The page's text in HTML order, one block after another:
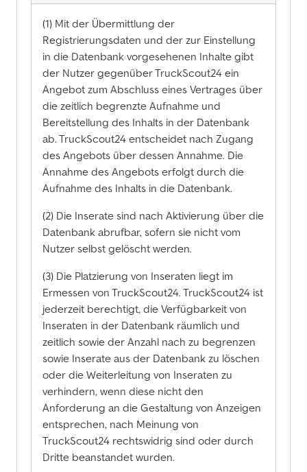
(1) Mit der Übermittlung der
Registrierungsdaten und der zur Einstellung
in die Datenbank vorgesehenen Inhalte gibt
der Nutzer gegenüber TruckScout24 ein
Angebot zum Abschluss eines Vertrages über
die zeitlich begrenzte Aufnahme und
Bereitstellung des Inhalts in der Datenbank
ab. TruckScout24 entscheidet nach Zugang
des Angebots über dessen Annahme. Die
Annahme des Angebots erfolgt durch die
Aufnahme des Inhalts in die Datenbank.
(2) Die Inserate sind nach Aktivierung über die
Datenbank abrufbar, sofern sie nicht vom
Nutzer selbst gelöscht werden.
(3) Die Platzierung von Inseraten liegt im
Ermessen von TruckScout24. TruckScout24 ist
jederzeit berechtigt, die Verfügbarkeit von
Inseraten in der Datenbank räumlich und
zeitlich sowie der Anzahl nach zu begrenzen
sowie Inserate aus der Datenbank zu löschen
oder die Weiterleitung von Inseraten zu
verhindern, wenn diese nicht den
Anforderung an die Gestaltung von Anzeigen
entsprechen, nach Meinung von
TruckScout24 rechtswidrig sind oder durch
Dritte beanstandet wurden.